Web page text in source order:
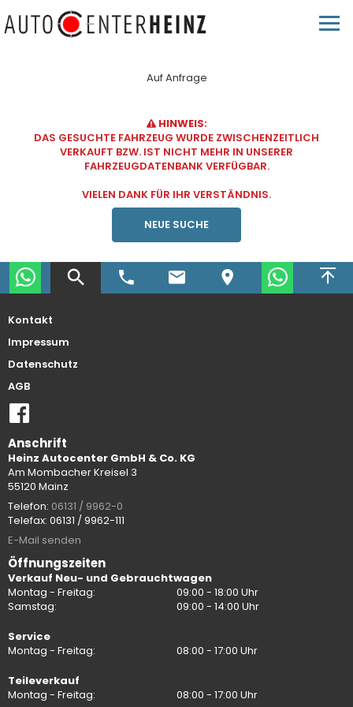
Auf Anfrage
HINWEIS:
DAS GESUCHTE FAHRZEUG WURDE ZWISCHENZEITLICH
VERKAUFT BZW. IST NICHT MEHR IN UNSERER
FAHRZEUGDATENBANK VERFÜGBAR.
VIELEN DANK FÜR IHR VERSTÄNDNIS.
NEUE SUCHE
Kontakt
Impressum
Datenschutz
AGB
Anschrift
Heinz Autocenter GmbH & Co. KG
Am Mombacher Kreisel 3
55120 Mainz
Telefon: 06131 / 9962-0
Telefax: 06131 / 9962-111
E-Mail senden
Öffnungszeiten
Verkauf Neu- und Gebrauchtwagen
Montag - Freitag:
09:00 - 18:00 Uhr
Samstag:
09:00 - 14:00 Uhr
Service
Montag - Freitag:
08:00 - 17:00 Uhr
Teileverkauf
Montag - Freitag:
08:00 - 17:00 Uhr